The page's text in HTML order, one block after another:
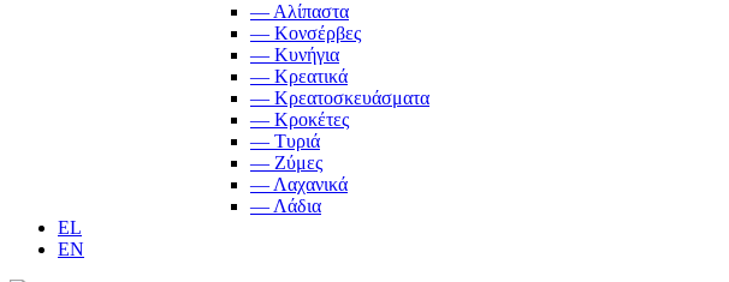
— Αλίπαστα
— Κονσέρβες
— Κυνήγια
— Κρεατικά
— Κρεατοσκευάσματα
— Κροκέτες
— Τυριά
— Ζύμες
— Λαχανικά
— Λάδια
EL
EN